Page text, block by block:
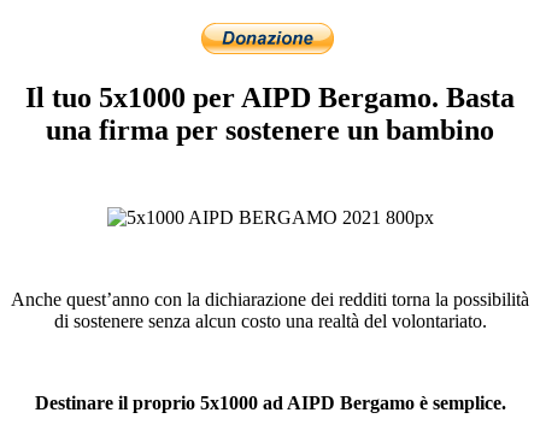
Il tuo 5x1000 per AIPD Bergamo. Basta
una firma per sostenere un bambino
Anche quest’anno con la dichiarazione dei redditi torna la possibilità
di sostenere senza alcun costo una realtà del volontariato.
Destinare il proprio 5x1000 ad AIPD Bergamo è semplice.